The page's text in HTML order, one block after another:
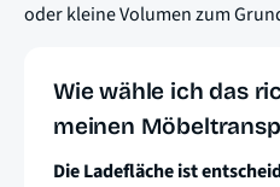
oder kleine Volumen zum
Wie wähle ich das
meinen
Die Ladefläche ist